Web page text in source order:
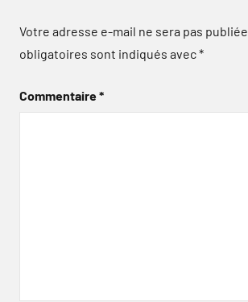
Votre adresse e-mail ne sera pas publiée.
obligatoires sont indiqués avec*
Commentaire*